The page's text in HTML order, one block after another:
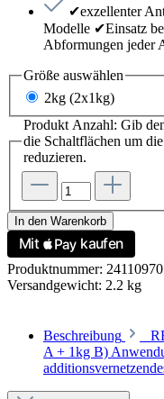
✔exzellenter
Modelle ✔Einsatz
Abformungen jeder
Größe auswählen
2kg (2x1kg)
Produkt Anzahl: Gib
die Schaltflächen um
reduzieren.
In den Warenkorb
Produktnummer:
Versandgewicht: 2.2 kg
Beschreibung
A + 1kg B)